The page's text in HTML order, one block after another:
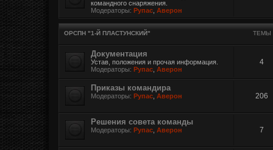
командного снаряжения.
Модераторы: Рупас Аверон
ОРСПН "1-Й ПЛАСТУНСКИЙ" ТЕМЫ
Документация
Устав, положения и прочая информация.
Модераторы: Рупас Аверон
4
Приказы командира
Модераторы: Рупас Аверон 206
Решения совета команды
Модераторы: Рупас Аверон 7